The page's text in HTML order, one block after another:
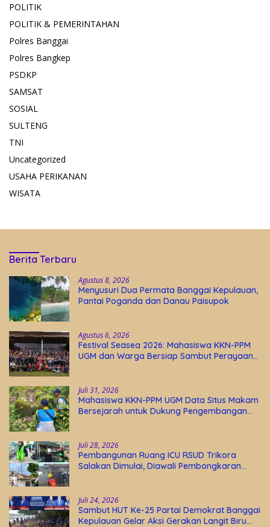
POLITIK
POLITIK & PEMERINTAHAN
Polres Banggai
Polres Bangkep
PSDKP
SAMSAT
SOSIAL
SULTENG
TNI
Uncategorized
USAHA PERIKANAN
WISATA
Berita Terbaru
Agustus 8, 2026
Menyusuri Dua Permata Banggai Kepulauan,
Pantai Poganda dan Danau Paisupok
Agustus 6, 2026
Festival Seasea 2026: Mahasiswa KKN-PPM
UGM dan Warga Bersiap Sambut Perayaan
Juli 31, 2026
Mahasiswa KKN-PPM UGM Data Situs Makam
Bersejarah untuk Dukung Pengembangan
Juli 28, 2026
Pembangunan Ruang ICU RSUD Trikora
Salakan Dimulai, Diawali Pembongkaran
Juli 24, 2026
Sambut HUT Ke-25 Partai Demokrat Banggai
Kepulauan Gelar Aksi Gerakan Langit Biru